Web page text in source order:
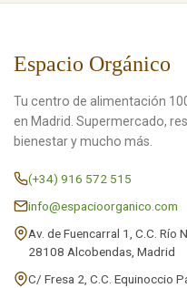
Espacio Orgánico
Tu centro de alimentación
en Madrid. Supermercado,
bienestar y mucho más.
(+34) 916 572 515
info@espacioorganico.com
Av. de Fuencarral 1, C.C. Río
28108 Alcobendas, Madrid
C/ Fresa 2, C.C. Equinoccio